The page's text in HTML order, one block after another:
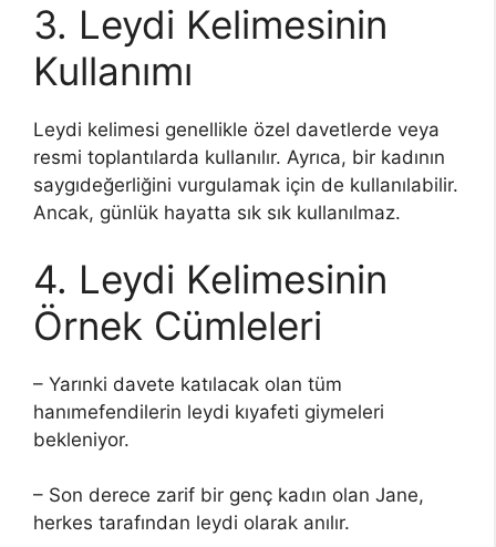
3. Leydi Kelimesinin
Kullanımı
Leydi kelimesi genellikle özel davetlerde veya
resmi toplantılarda kullanılır. Ayrıca, bir kadının
saygıdeğerliğini vurgulamak için de kullanılabilir.
Ancak, günlük hayatta sık sık kullanılmaz.
4. Leydi Kelimesinin
Örnek Cümleleri
– Yarınki davete katılacak olan tüm
hanımefendilerin leydi kıyafeti giymeleri
bekleniyor.
– Son derece zarif bir genç kadın olan Jane,
herkes tarafından leydi olarak anılır.